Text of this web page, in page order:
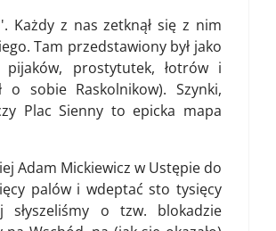
z nas zetknął się z nim
Tam przedstawiony był jako
pijaków, prostytutek, łotrów i
sobie Raskolnikow). Szynki,
Plac Sienny to epicka mapa
Adam Mickiewicz w Ustępie do
palów i wdeptać sto tysięcy
słyszeliśmy o tzw. blokadzie